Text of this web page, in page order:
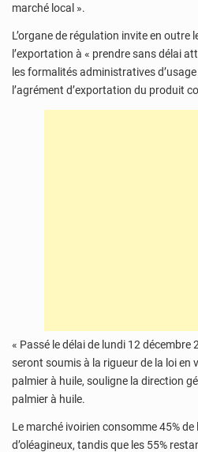
marché local ».
L’organe de régulation invite en outre
l’exportation à « prendre sans délai
les formalités administratives
l’agrément d’exportation du produit
« Passé le délai de lundi 12
seront soumis à la rigueur de la loi en
palmier à huile, souligne la direction
palmier à huile.
Le marché ivoirien consomme 45%
d’oléagineux, tandis que les 55%